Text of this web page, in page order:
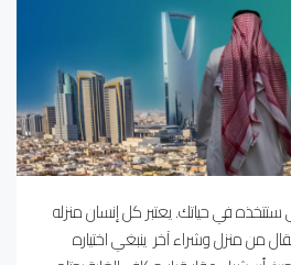
في حياتك. يعتبر كل إنسان منزله
من منزل وشراء آخر ينبغي اختياره